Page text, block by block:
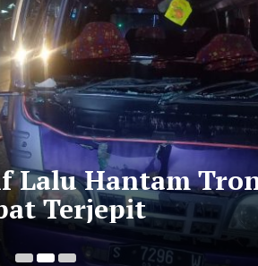
Lalu Hantam
Terjepit